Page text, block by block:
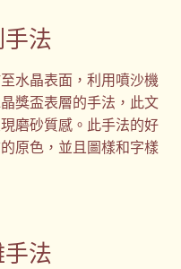
法
水晶表面，利用噴沙機
獎盃表層的手法，此文
磨砂質感。此手法的好
原色，並且圖樣和字樣
法